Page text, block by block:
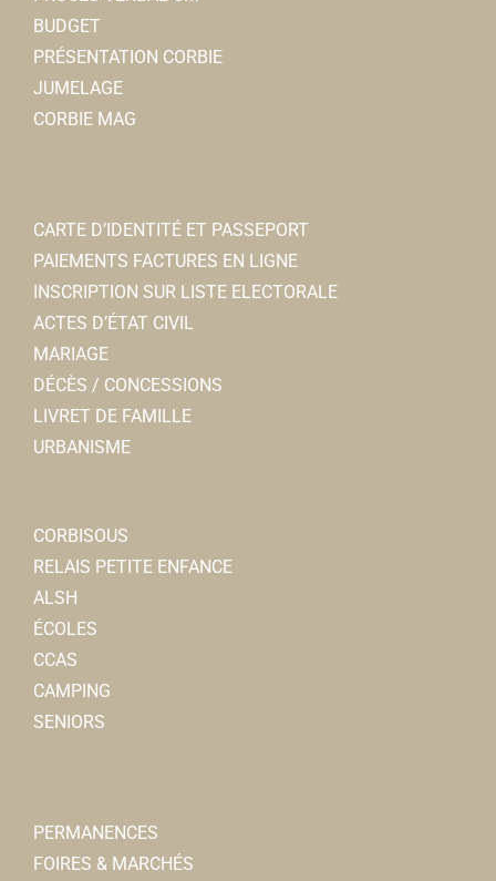
BUDGET
PRÉSENTATION CORBIE
JUMELAGE
CORBIE MAG
CARTE D’IDENTITÉ ET PASSEPORT
PAIEMENTS FACTURES EN LIGNE
INSCRIPTION SUR LISTE ELECTORALE
ACTES D’ÉTAT CIVIL
MARIAGE
DÉCÈS / CONCESSIONS
LIVRET DE FAMILLE
URBANISME
CORBISOUS
RELAIS PETITE ENFANCE
ALSH
ÉCOLES
CCAS
CAMPING
SENIORS
PERMANENCES
FOIRES & MARCHÉS